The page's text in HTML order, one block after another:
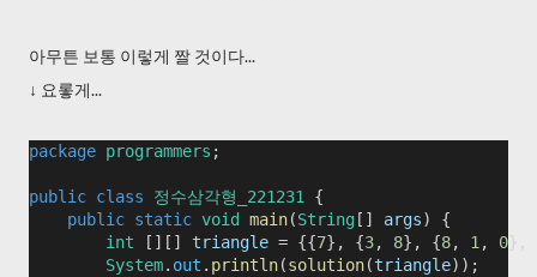
아무튼 보통 이렇게 짤 것이다...
↓ 요롷게...
package programmers ;
public class 정수삼각형_221231
{
public static void main(String [] args) {
int [][] triangle = {{7}, {3, 8}, {8, 1 , 0 },
System. out . println(solution(triangle));